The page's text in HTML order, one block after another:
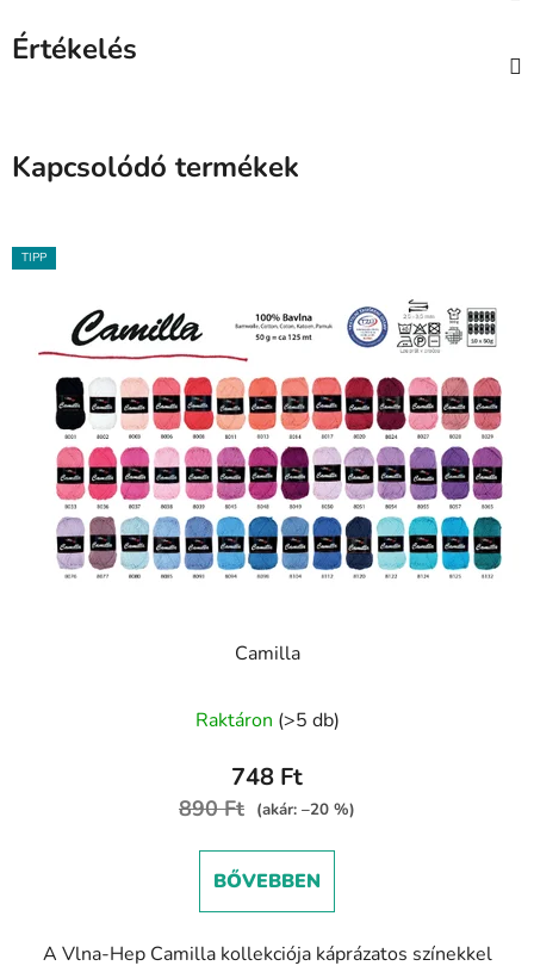
Értékelés
Kapcsolódó termékek
TIPP
Camilla
termék
átlagos
értékelése
4,6
Raktáron (>5 db)
748 Ft
890 Ft (akár: –20 %)
BŐVEBBEN
A Vlna-Hep Camilla kollekciója káprázatos színekkel